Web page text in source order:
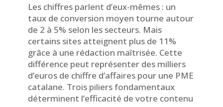
Les chiffres parlent d’eux-mêmes : un
taux de conversion moyen tourne autour
de 2 à 5% selon les secteurs. Mais
certains sites atteignent plus de 11%
grâce à une rédaction maîtrisée. Cette
différence peut représenter des milliers
d’euros de chiffre d’affaires pour une PME
catalane. Trois piliers fondamentaux
déterminent l’efficacité de votre contenu